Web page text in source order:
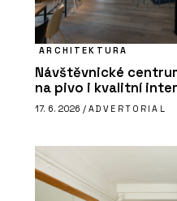
ARCHITEKTURA
Návštěvnické
na pivo i kvalitní
17. 6. 2026 / ADVERTORIAL